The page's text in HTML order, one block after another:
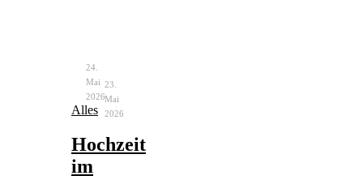
24.
Mai
2026
23.
Mai
2026
Alles
Hochzeit
im